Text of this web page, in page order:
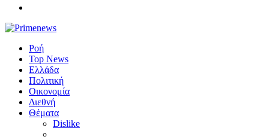
Ροή
Top News
Ελλάδα
Πολιτική
Οικονομία
Διεθνή
Θέματα
Dislike